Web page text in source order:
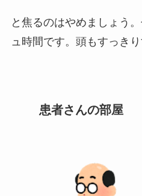
と焦るのはやめましょう
ュ時間です。頭もすっきり
患者さんの部屋